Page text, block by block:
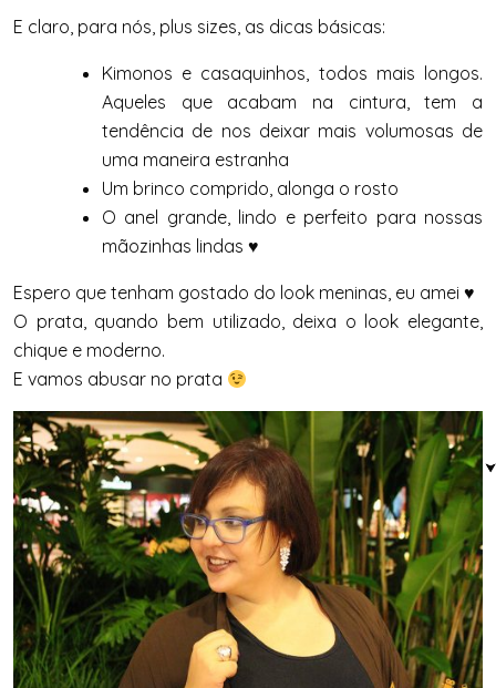
E claro, para nós, plus sizes, as dicas básicas:
Kimonos e casaquinhos, todos mais longos.
Aqueles que acabam na cintura, tem a
tendência de nos deixar mais volumosas de
uma maneira estranha
Um brinco comprido, alonga o rosto
O anel grande, lindo e perfeito para nossas
mãozinhas lindas ♥
Espero que tenham gostado do look meninas, eu amei ♥
O prata, quando bem utilizado, deixa o look elegante,
chique e moderno.
E vamos abusar no prata